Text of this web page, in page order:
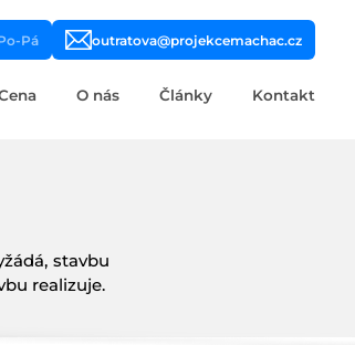
Pá outratova@projekcemachac.cz
O nás Články Kontakt
stavbu
realizuje.